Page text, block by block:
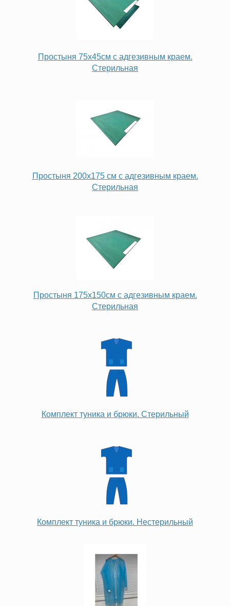
Простыня 75х45см с адгезивным краем.
Стерильная
Простыня 200х175 см с адгезивным краем.
Стерильная
Простыня 175х150см с адгезивным краем.
Стерильная
Комплект туника и брюки. Стерильный
Комплект туника и брюки. Нестерильный